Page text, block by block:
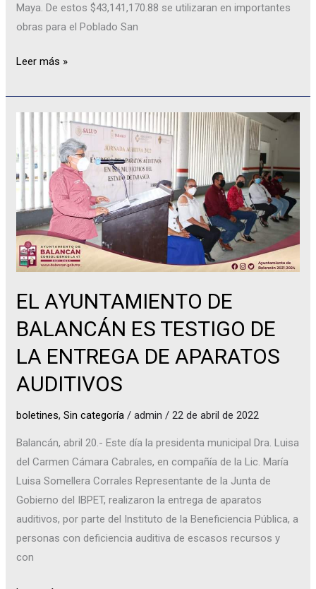
Maya. De estos $43,141,170.88 se utilizaran en importantes
obras para el Poblado San
Leer más »
EL AYUNTAMIENTO DE
BALANCÁN ES TESTIGO DE
LA ENTREGA DE APARATOS
AUDITIVOS
boletines,Sin categoría /admin/22 de abril de 2022
Balancán, abril 20.- Este día la presidenta municipal Dra. Luisa
del Carmen Cámara Cabrales, en compañía de la Lic. María
Luisa Somellera Corrales Representante de la Junta de
Gobierno del IBPET, realizaron la entrega de aparatos
auditivos, por parte del Instituto de la Beneficiencia Pública, a
personas con deficiencia auditiva de escasos recursos y
con
AYUNTAMIENTO
DE
BALANCÁN
ES
TESTIGO
DE
LA
ENTREGA
DE
APARATOS
AUDITIVOS